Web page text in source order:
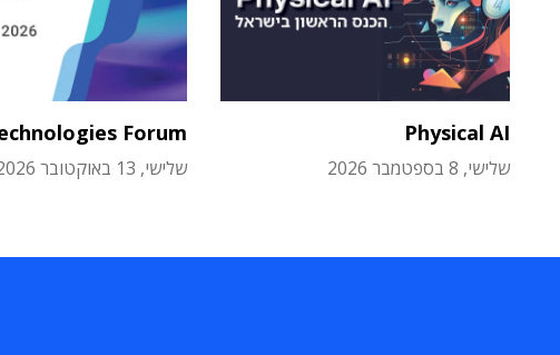
Physical AI
שלישי, 8 בספטמבר 2026
Forum
שלישי, 13 באוקטובר 2026